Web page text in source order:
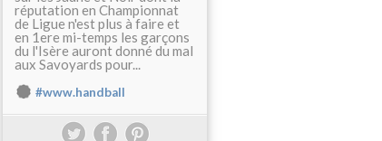
réputation en Championnat
de Ligue n'est plus à faire et
en 1ere mi-temps les garçons
du l'Isère auront donné du mal
aux Savoyards pour...
#www.handball